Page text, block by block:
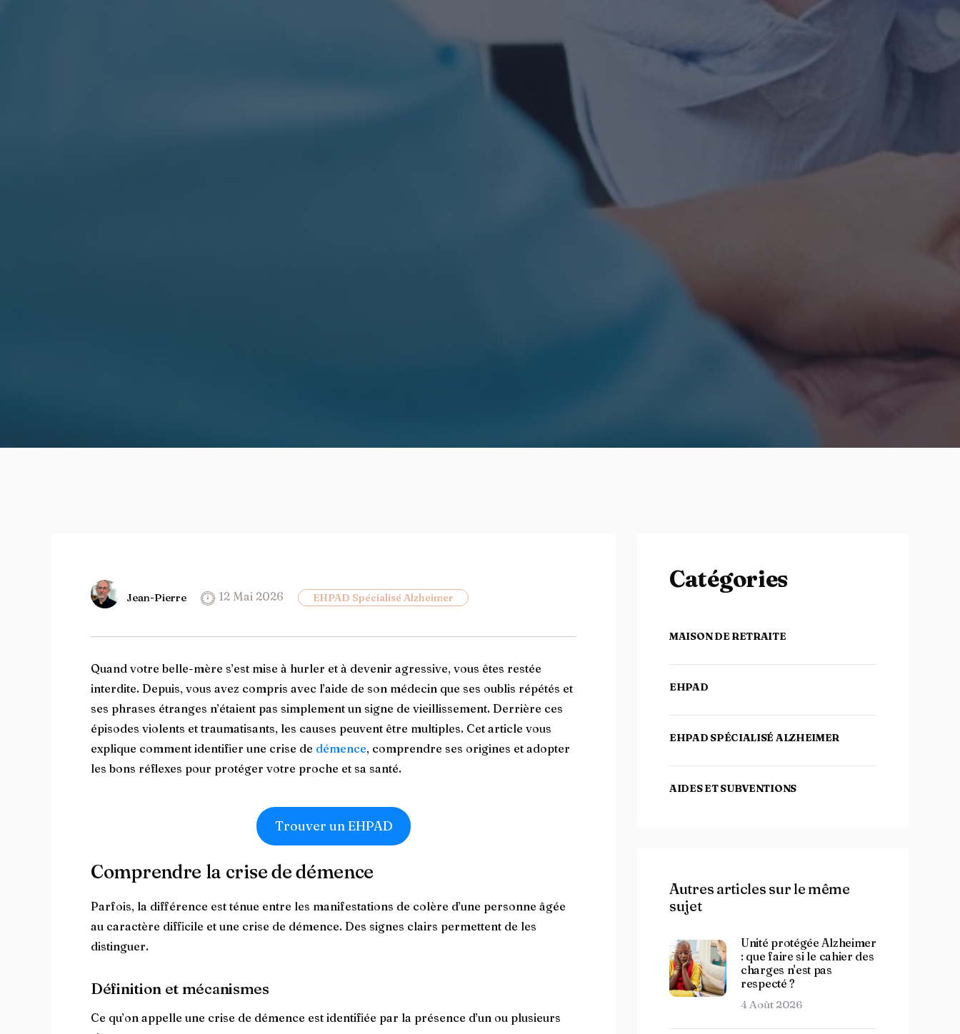
Jean-Pierre 12 Mai 2026 EHPAD Spécialisé Alzheimer
Quand votre belle-mère s’est mise à hurler et à devenir agressive, vous êtes restée
interdite. Depuis, vous avez compris avec l’aide de son médecin que ses oublis répétés et
ses phrases étranges n’étaient pas simplement un signe de vieillissement. Derrière ces
épisodes violents et traumatisants, les causes peuvent être multiples. Cet article vous
explique comment identifier une crise de démence, comprendre ses origines et adopter
les bons réflexes pour protéger votre proche et sa santé.
Trouver un EHPAD
Comprendre la crise de démence
Parfois, la différence est ténue entre les manifestations de colère d’une personne âgée
au caractère difficile et une crise de démence. Des signes clairs permettent de les
distinguer.
Définition et mécanismes
Ce qu’on appelle une crise de démence est identifiée par la présence d’un ou plusieurs
Catégories
MAISON DE RETRAITE
EHPAD
EHPAD SPÉCIALISÉ ALZHEIMER
AIDES ET SUBVENTIONS
Autres articles sur le même
sujet
Unité protégée Alzheimer
: que faire si le cahier des
charges n'est pas
respecté ?
4 Août 2026